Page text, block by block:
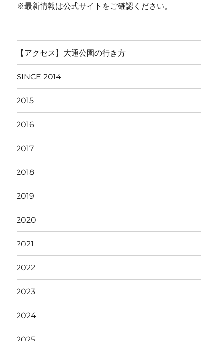
※最新情報は公式サイトをご確認ください。
【アクセス】大通公園の行き方
SINCE 2014
2015
2016
2017
2018
2019
2020
2021
2022
2023
2024
2025